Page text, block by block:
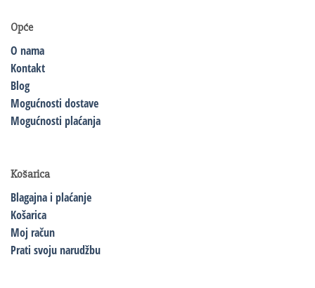
Opće
O nama
Kontakt
Blog
Mogućnosti dostave
Mogućnosti plaćanja
Košarica
Blagajna i plaćanje
Košarica
Moj račun
Prati svoju narudžbu